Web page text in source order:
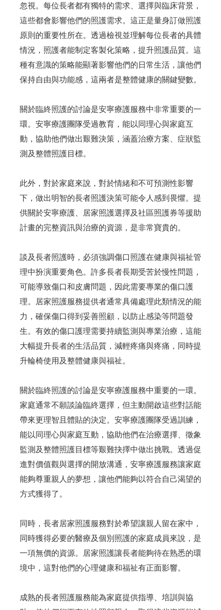
忽視。每位長者都有獨特的需求、選擇與臨床背景，
這些都會影響他們的照護需求。這正是量身訂做照護
原則的重要性所在。透過檢視並理解每位長者的具體
情況，照護者能制定客製化策略，提升照護品質。這
種有意識的策略能顯著影響他們的日常生活，讓他們
保持自由與功能感，這兩者是整體健康的關鍵變數。
關於臨終照護的討論是安寧療護服務中非常重要的一
環。安寧療護團隊受過教育，能以同理心與家庭互
動，協助他們做出艱難決策，涵蓋治療方案、症狀監
測及整體照護目標。
此外，對於家庭來說，對於情緒和不可預測性影響
下，做出明智的長者照護決策可能令人感到畏懼。提
供關於安寧療護、居家照護選擇及社區照護券等援助
計畫的完整資訊與治療的資源，是非常寶貴的。
談及長者照護時，必須強調傷口照護在健康與福祉管
理中扮演重要角色。許多長者長期受苦於慢性問題，
可能導致傷口和皮膚問題，因此需要專業的傷口護
理。居家照護服務提供者通常具備處理此類情況的能
力，確保傷口得到妥善照顧，以防止感染等問題發
生。有效的傷口護理需要持續監測與專業治療，這能
大幅提升長者的生活品質，減輕疼痛與疼痛，同時提
升輪椅使用及整體健康與福祉。
關於臨終照護的討論是安寧療護服務中重要的一環。
家庭通常不願談論臨終選擇，但主動開啟這些對話能
帶來更理智且體貼的決定。安寧療護團隊受過訓練，
能以同理心與家庭互動，協助他們在治療選擇、徵象
監測及整體照護目標等艱難抉擇中做出挑戰。透過促
進對價值觀與選擇的開放溝通，安寧療護服務讓家庭
能夠尊重親人的夢想，讓他們能夠以符合自己渴望的
方式獲得了。
同時，長者居家照護服務對於希望讓親人留在家中，
同時獲得必要的醫療及個別照護的家庭成員來說，是
一項無價的資源。居家照護讓長者能夠待在熟悉的環
境中，這對他們的心理健康和福祉有正面影響。
成熟的長者照護服務能為家庭提供指導、培訓與協